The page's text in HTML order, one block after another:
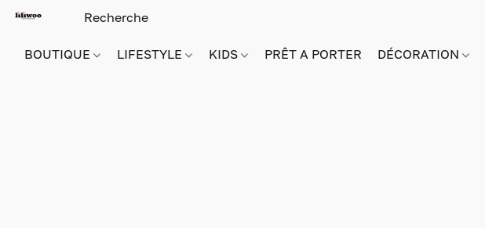
BOUTIQUE LIFESTYLE KIDS PRÊT A PORTER DÉCORATION